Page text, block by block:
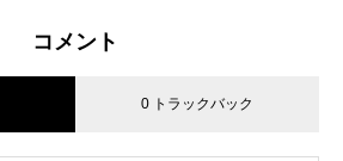
コメント
0 トラックバック